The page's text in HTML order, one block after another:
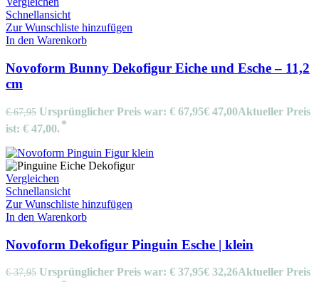
Schnellansicht
Zur Wunschliste hinzufügen
In den Warenkorb
Novoform Bunny Dekofigur Eiche und Esche – 11,2
cm
€67,95 Ursprünglicher Preis war: € 67,95€ 47,00Aktueller Preis
ist: € 47,00.
Vergleichen
Schnellansicht
Zur Wunschliste hinzufügen
In den Warenkorb
Novoform Dekofigur Pinguin Esche | klein
€37,95 Ursprünglicher Preis war: € 37,95€ 32,26Aktueller Preis